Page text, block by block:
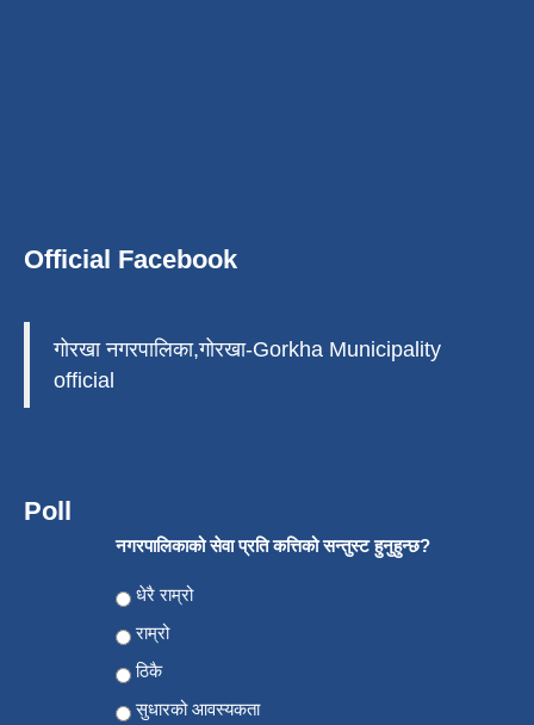
Official Facebook
गोरखा नगरपालिका,गोरखा-Gorkha Municipality
official
Poll
नगरपालिकाको सेवा प्रति कत्तिको सन्तुस्ट हुनुहुन्छ?
Choices
धेरै राम्रो
राम्रो
ठिकै
सुधारको आवस्यकता